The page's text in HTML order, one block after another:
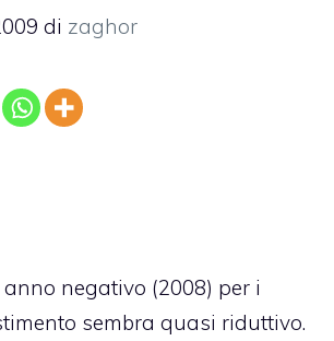
di zaghor
negativo (2008) per i
sembra quasi riduttivo.